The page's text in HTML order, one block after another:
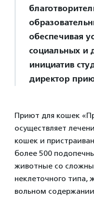
обеспечивая
социальных и
инициатив
директор
Приют для кошек
осуществляет
кошек и
более 500
животные со
неклеточного типа,
вольном